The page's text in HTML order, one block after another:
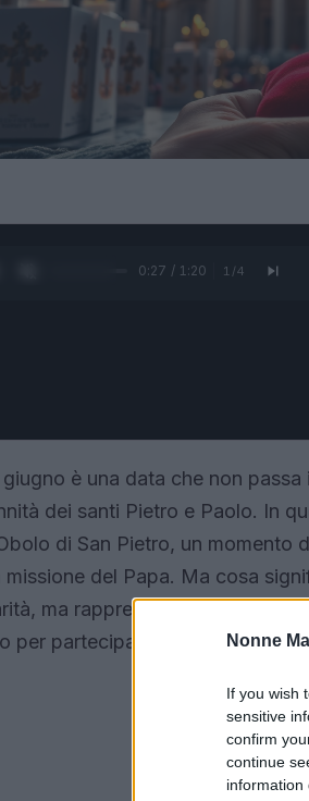
Nonne
If you wish
sensitive
confirm
continue
information
0:28 / 1:20 1 /4
è una data che non
dei santi Pietro e Paolo. In
di San Pietro, un
missione del Papa. Ma cosa
ma rappresenta anche un
per partecipare attivamente